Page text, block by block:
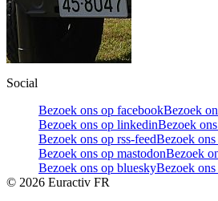
Social
Bezoek ons op facebookBezoek
Bezoek ons op linkedinBezoek
Bezoek ons op rss-feedBezoek
Bezoek ons op mastodonBezoek
Bezoek ons op blueskyBezoek
© 2026 Euractiv FR